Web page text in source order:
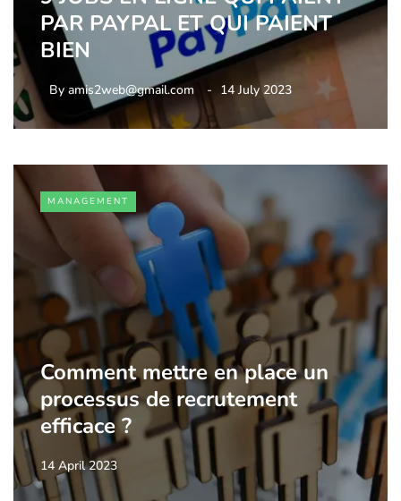
PAR PAYPAL ET QUI PAIENT
BIEN
By amis2web@gmail.com 14 July 2023
MANAGEMENT
Comment mettre en place un
processus de recrutement
efficace ?
14 April 2023